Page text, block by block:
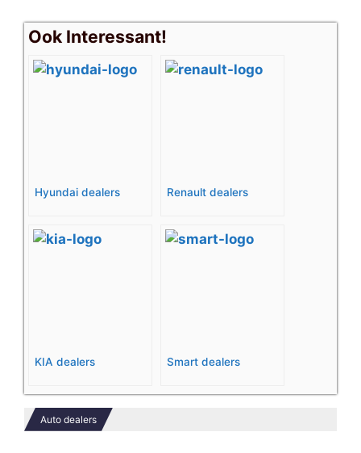
Ook Interessant!
Hyundai dealers Renault dealers
KIA dealers Smart dealers
Auto dealers